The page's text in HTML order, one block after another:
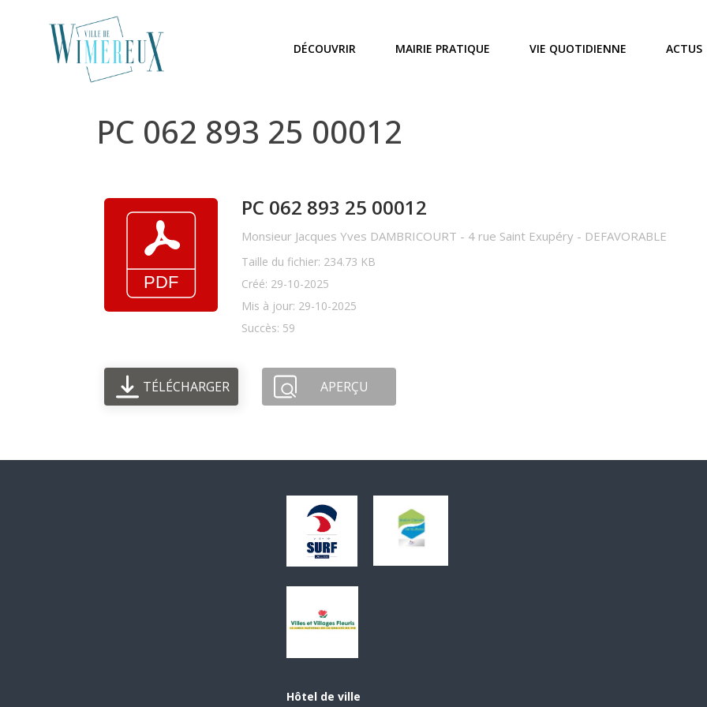
DÉCOUVRIR MAIRIE PRATIQUE VIE QUOTIDIENNE ACTUS
PC 062 893 25 00012
PC 062 893 25 00012
Monsieur Jacques Yves DAMBRICOURT - 4 rue Saint Exupéry - DEFAVORABLE
Taille du fichier: 234.73 KB
Créé: 29-10-2025
Mis à jour: 29-10-2025
Succès: 59
TÉLÉCHARGER APERÇU
Hôtel de ville